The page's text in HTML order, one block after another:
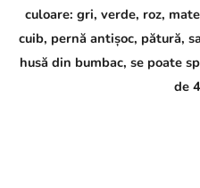
culoare: gri, verde, roz,
cuib, pernă antișoc, pătură,
husă din bumbac, se poate
de